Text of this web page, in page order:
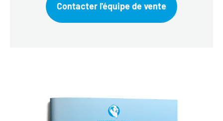
Contacter l'équipe de vente